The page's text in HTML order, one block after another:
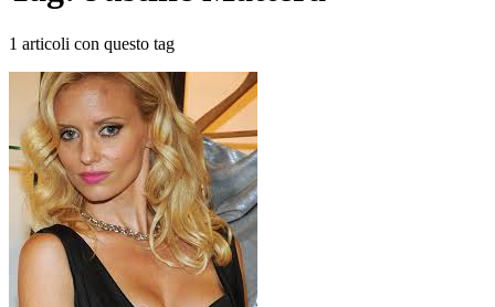
1 articoli con questo tag